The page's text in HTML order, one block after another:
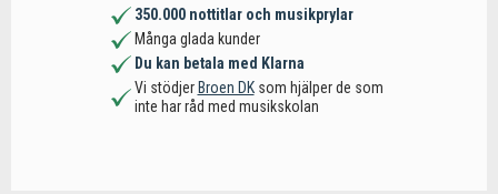
350.000 nottitlar och musikprylar
Många glada kunder
Du kan betala med Klarna
Vi stödjer Broen DKsom hjälper de som
inte har råd med musikskolan